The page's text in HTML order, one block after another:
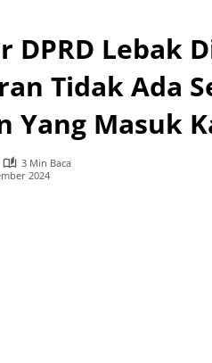
DPRD Lebak
Tidak Ada
Yang Masuk
3 Min Baca
2024